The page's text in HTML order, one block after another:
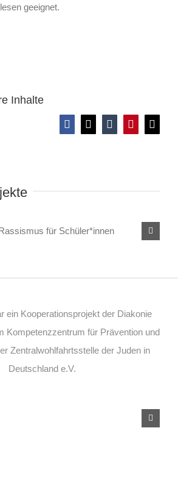
geeignet.
Inhalte
Facebook
X TumblrPinterest
E-
Schüler*innen
ein Kooperationsprojekt der Diakonie
Kompetenzzentrum für Prävention und
Zentralwohlfahrtsstelle der Juden in
Deutschland e.V.